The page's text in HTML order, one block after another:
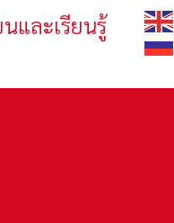
และเรียนรู้